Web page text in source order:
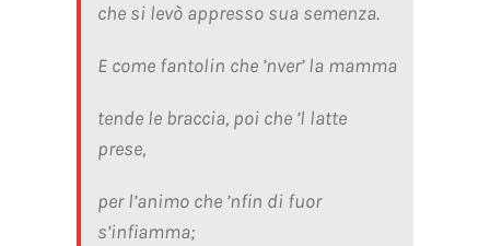
che si levò appresso sua semenza.
E come fantolin che ’nver’ la mamma
tende le braccia, poi che ’l latte
prese,
per l’animo che ’nfin di fuor
s’infiamma;